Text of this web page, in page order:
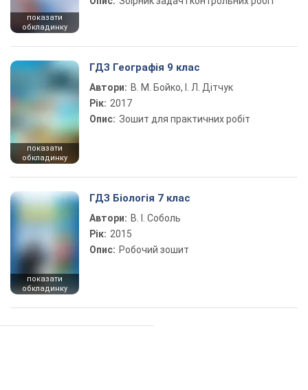
показати
обкладинку
показати
обкладинку
ГДЗ Географія 9 клас
Автори: В. М. Бойко, І. Л. Дітчук
Рік: 2017
Опис: Зошит для практичних робіт
показати
обкладинку
ГДЗ Біологія 7 клас
Автори: В. І. Соболь
Рік: 2015
Опис: Робочий зошит